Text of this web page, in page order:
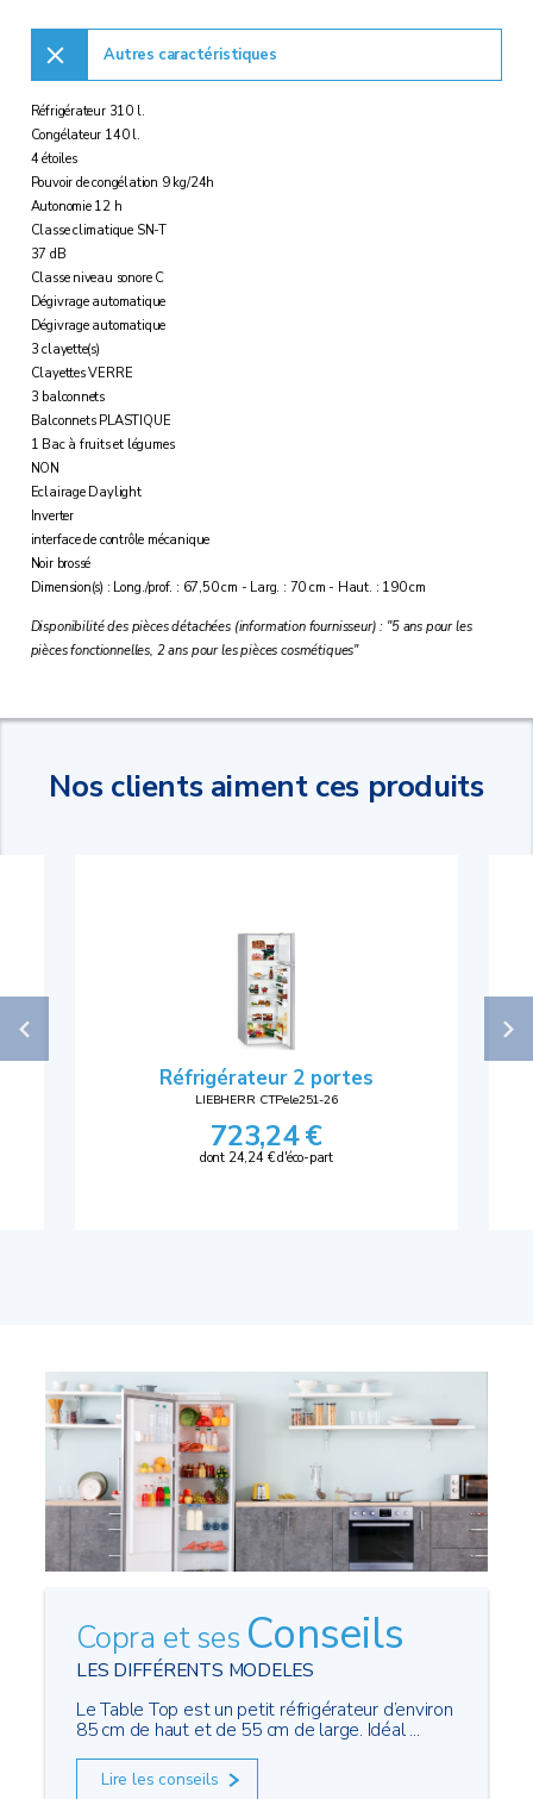
Autres caractéristiques
Réfrigérateur 310 l.
Congélateur 140 l.
4 étoiles
Pouvoir de congélation 9 kg/24h
Autonomie 12 h
Classe climatique SN-T
37 dB
Classe niveau sonore C
Dégivrage automatique
Dégivrage automatique
3 clayette(s)
Clayettes VERRE
3 balconnets
Balconnets PLASTIQUE
1 Bac à fruits et légumes
NON
Eclairage Daylight
Inverter
interface de contrôle mécanique
Noir brossé
Dimension(s) : Long./prof. : 67,50 cm - Larg. : 70 cm - Haut. : 190 cm
Disponibilité des pièces détachées (information fournisseur) : "5 ans pour les
pièces fonctionnelles, 2 ans pour les pièces cosmétiques"
Nos clients aiment ces produits
Réfrigérateur 2 portes
LIEBHERR CTPele251-26
723,24 €
dont 24,24 € d'éco-part
Copra et ses Conseils
LES DIFFÉRENTS MODELES
Le Table Top est un petit réfrigérateur d’environ
85 cm de haut et de 55 cm de large. Idéal ...
Lire les conseils